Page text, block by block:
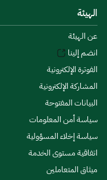
الهيئة
عن الهيئة
انضم إلينا
الفوترة الإلكترونية
المشاركة الإلكترونية
البيانات المفتوحة
سياسة أمن المعلومات
سياسة إخلاء المسؤولية
اتفاقية مستوى الخدمة
ميثاق المتعاملين